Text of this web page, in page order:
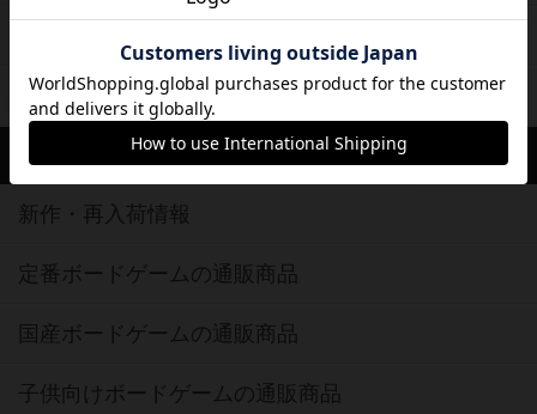
しばらく表示しない
ボドゲーマご利用案内
ボードゲーム通販
新作・再入荷情報
定番ボードゲームの通販商品
国産ボードゲームの通販商品
子供向けボードゲームの通販商品